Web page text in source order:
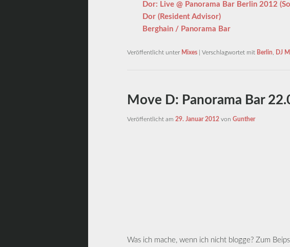
Dor: Live @ Panorama Bar Berlin 2012
Dor (Resident Advisor)
Berghain / Panorama Bar
Veröffentlicht unter Mixes Verschlagwortet mit Berlin, DJ
Move D: Panorama Bar
Veröffentlicht am 29. Januar 2012 von Gunther
Was ich mache, wenn ich nicht blogge? Zum